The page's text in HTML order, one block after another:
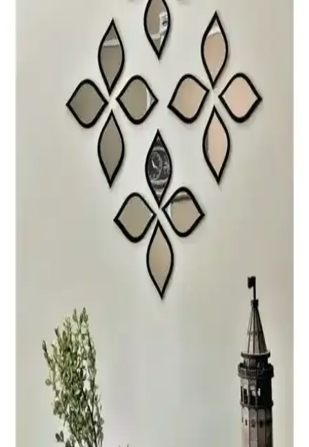
İki farklı kare ayna seti arasındaki malzeme, yapışkan gücü ve
estetik özellikleri karşılaştırılarak, kullanıcı deneyimleri ve kalite
detaylarıyla en uygun dekoratif aynayı seçmenize yardımcı oluyor.
NeoStill ve Tarz Design Dekoratif Aynalar
Karşılaştırması: Tasarım ve Özellikler Analizi
NeoStill ve Tarz Design aynalarının tasarım, boyut, malzeme ve
kullanım özellikleri detaylı karşılaştırmasıyla, en uygun dekoratif
aynayı seçmenize yardımcı oluyoruz.
CG Home ve Mirrorline Kare Aynalar
Karşılaştırması: Hangi Ürün Daha Uygun
CG Home 20x20 ve Mirrorline 25x25 kare aynaların özellikleri,
kullanıcı yorumları ve karşılaştırmasıyla ev dekorasyonunuza uygun
İkizler Çeyiz Merlin ve Nysa 58 Ceviz Dekoratif
İkizler Çeyiz Merlin ve Nysa 58 Ceviz aynaların özellikleri,
kullanıcı yorumları ve karşılaştırmasıyla, ihtiyaçlarınıza en uygun
dekoratif aynayı seçmenize yardımcı oluyoruz.
Ant Home Dekoratif Aynalar Karşılaştırması:
ASIMETRIK75X40 ve Model Alfa
Ant Home'un ASIMETRIK75X40 ve Model Alfa aynaları, farklı
boyut ve tasarımlarla çeşitli alanlara şıklık katıyor. Hangi model sizin
için daha uygun? Detaylar ve kullanıcı yorumlarıyla kararınızı
kolaylaştırıyoruz.